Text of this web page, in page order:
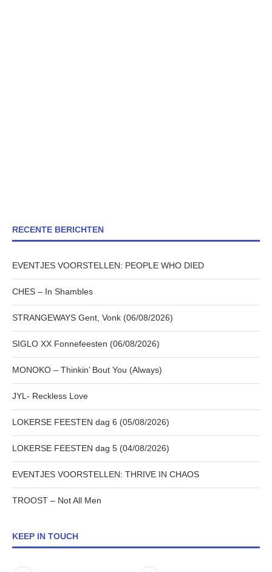
RECENTE BERICHTEN
EVENTJES VOORSTELLEN: PEOPLE WHO DIED
CHES – In Shambles
STRANGEWAYS Gent, Vonk (06/08/2026)
SIGLO XX Fonnefeesten (06/08/2026)
MONOKO – Thinkin’ Bout You (Always)
JYL- Reckless Love
LOKERSE FEESTEN dag 6 (05/08/2026)
LOKERSE FEESTEN dag 5 (04/08/2026)
EVENTJES VOORSTELLEN: THRIVE IN CHAOS
TROOST – Not All Men
KEEP IN TOUCH